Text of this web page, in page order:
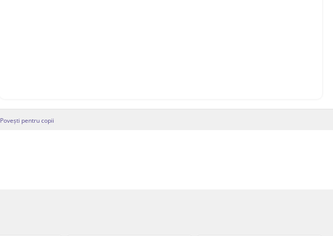
Povești pentru copii